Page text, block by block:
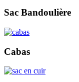
Sac Bandoulière
Cabas